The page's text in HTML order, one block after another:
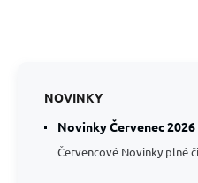
NOVINKY
Novinky Červenec 2026
Červencové Novinky plné